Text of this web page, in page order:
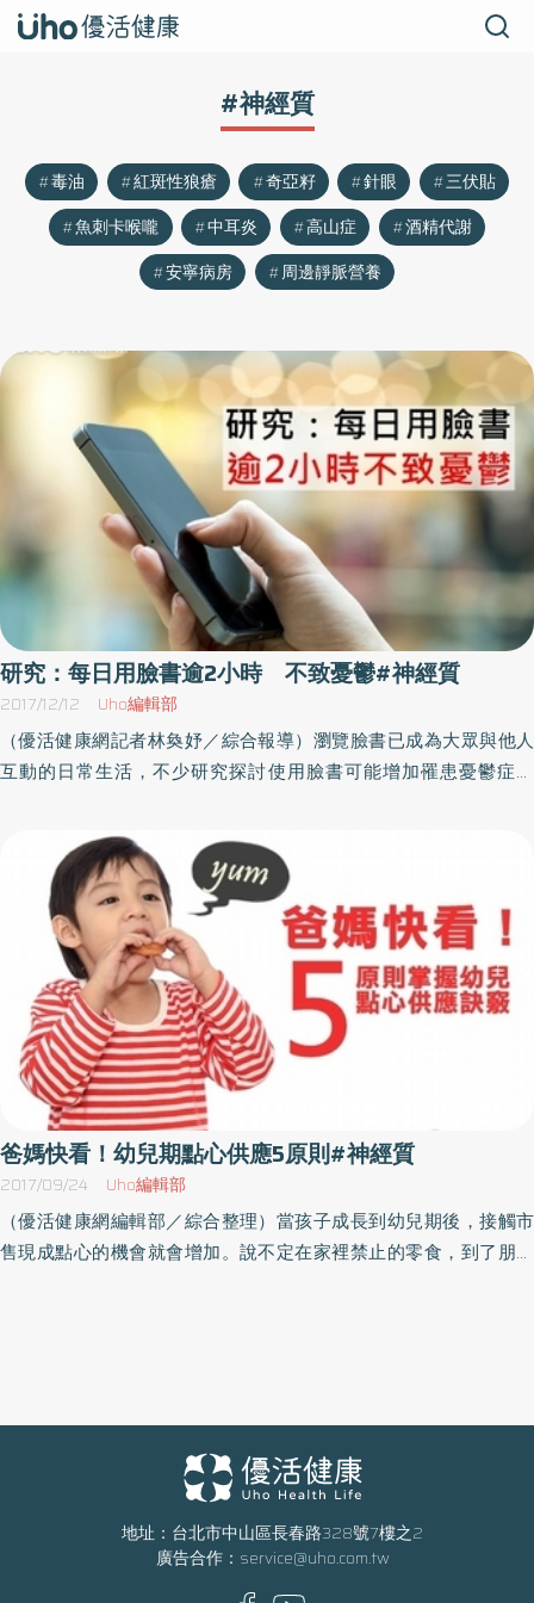
#神經質
毒油 紅斑性狼瘡 奇亞籽 針眼
三伏貼
魚刺卡喉嚨
中耳炎 高山症
酒精代謝
安寧病房
周邊靜脈營養
研究：每日用臉書逾2小時 不致憂鬱#神經質
2017/12/12 Uho編輯部
（優活健康網記者林奐妤／綜合報導）瀏覽臉書已成為大眾與他人
互動的日常生活，不少研究探討使用臉書可能增加罹患憂鬱症機
甚至許多使用者擁有更高的生活滿意度！日用臉書超過2小時 並不
會比較憂鬱研究以282名年齡18至73歲不同國家的成人為對象進行
調查，評估人格特質與憂鬱症症狀。須回答自己的臉書使用量及朋
友數，社會比較和妒羨程度。例如閱讀動態消息時，經常將自己和
他人比較、對於有些人的生活充滿歡樂感到不公平。研究結果顯
示，每日使用臉書超過2小時者，並不會比使用量較少者更憂鬱。憂
鬱與神經質，與長期過度擔憂、焦慮及不安感的個性相關。不同個
性者可能從不同角度詮釋同則訊息。以朋友聚會訊息為例，有些人
可能看到朋友開心聚會而感到開心，有些人則因為自己沒有被邀請
而感覺被忽略，解讀為被排擠，感到低自尊或憂鬱。神經質引焦
慮、憂鬱 過度在意他人評價臺北市立聯合醫院中興院區一般精神
科主治醫師詹佳真表示，高度神經質確實容易引發焦慮、憂鬱情
緒，過度在意他人對自己的負面評價及自我批判，較常被動關注他
人發布的貼文或訊息，較少主動分享個人生活動態。出現負面情緒
時，與其在社群媒體亂逛，容易因為看到他人發布快樂的訊息而出
爸媽快看！幼兒期點心供應5原則#神經質
2017/09/24 Uho編輯部
（優活健康網編輯部／綜合整理）當孩子成長到幼兒期後，接觸市
售現成點心的機會就會增加。說不定在家裡禁止的零食，到了朋友
多就容易熱量爆增，也會出現蛀牙的問題。因此應控制吃點心的時
間及食用量，不妨在一天當中設定一個「開心的吃點心時間」。注
意砂糖攝取過量的問題內含砂糖或甜味劑的零食會讓人愈吃愈上
癮。除了砂糖之外還帶有脂肪的食物，更會令人吃到嘴巴停不下
來。含有大量砂糖的市售優格、玉米脆片、碳酸飲料、含糖飲料，
地址：台北市中山區長春路328號7樓之2
廣告合作： service@uho.com.tw